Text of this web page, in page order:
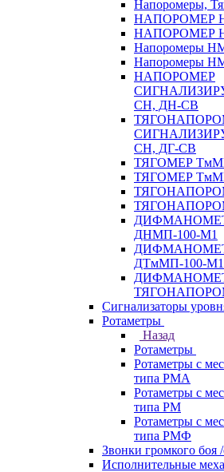
Напоромеры,
НАПОРОМЕР
НАПОРОМЕР
Напоромеры
Напоромеры
НАПОРОМЕР
СН, ДН-СВ
СН, ДГ-СВ
ТЯГОМЕР
ТЯГОМЕР
ДНМП-100-М1
ДТмМП-100-М1
Сигнализаторы
Ротаметры
Назад
Ротаметры
Ротаметры с
типа РМА
Ротаметры с
типа РМ
Ротаметры с
типа РМФ
Звонки громкого боя
Исполнительные